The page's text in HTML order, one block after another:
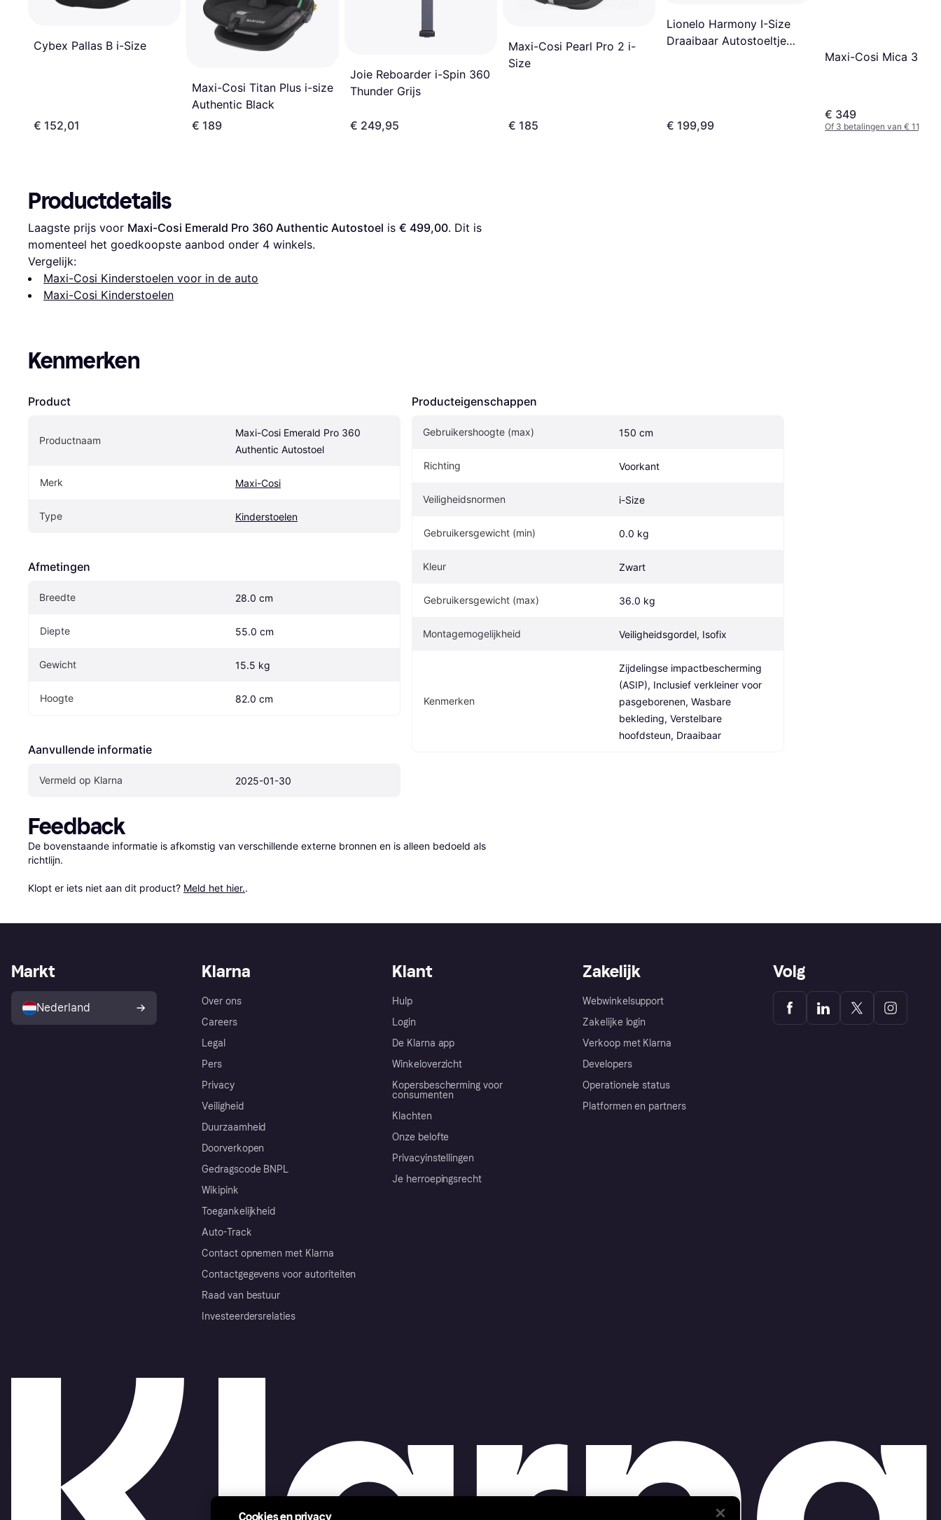
Cybex Pallas B i-Size
€ 152,01
Maxi-Cosi Titan Plus i-size
Authentic Black
€ 189
Joie Reboarder i-Spin 360
Thunder Grijs
€ 249,95
Maxi-Cosi Pearl Pro 2 i-
Size
€ 185
Lionelo Harmony I-Size
Draaibaar Autostoeltje
€ 199,99
Maxi-Cosi Mica 360
€ 349
Of 3 betalingen van €
Productdetails
Laagste prijs voor Maxi-Cosi Emerald Pro 360 Authentic Autostoel is € 499,00. Dit is
momenteel het goedkoopste aanbod onder 4 winkels.
Vergelijk:
Maxi-Cosi Kinderstoelen voor in de auto
Maxi-Cosi Kinderstoelen
Kenmerken
Product
Productnaam
Maxi-Cosi Emerald Pro 360
Authentic Autostoel
Merk Maxi-Cosi
Type Kinderstoelen
Afmetingen
Breedte 28.0 cm
Diepte 55.0 cm
Gewicht 15.5 kg
Hoogte 82.0 cm
Aanvullende informatie
Vermeld op Klarna 2025-01-30
Producteigenschappen
Gebruikershoogte (max) 150 cm
Richting Voorkant
Veiligheidsnormen i-Size
Gebruikersgewicht (min) 0.0 kg
Kleur Zwart
Gebruikersgewicht (max) 36.0 kg
Montagemogelijkheid Veiligheidsgordel, Isofix
Kenmerken
Zijdelingse impactbescherming
(ASIP), Inclusief verkleiner voor
pasgeborenen, Wasbare
bekleding, Verstelbare
hoofdsteun, Draaibaar
Feedback
De bovenstaande informatie is afkomstig van verschillende externe bronnen en is alleen bedoeld als
richtlijn.
Klopt er iets niet aan dit product? Meld het hier..
Klarna
Over ons
Careers
Legal
Pers
Privacy
Veiligheid
Duurzaamheid
Doorverkopen
Gedragscode BNPL
Wikipink
Toegankelijkheid
Auto-Track
Contact opnemen met Klarna
Contactgegevens voor autoriteiten
Raad van bestuur
Investeerdersrelaties
Klant
Hulp
Login
De Klarna app
Winkeloverzicht
Kopersbescherming voor
consumenten
Klachten
Onze belofte
Privacyinstellingen
Je herroepingsrecht
Zakelijk
Webwinkelsupport
Zakelijke login
Verkoop met Klarna
Developers
Operationele status
Platformen en partners
Markt
Nederland
Volg
Cookies en privacy